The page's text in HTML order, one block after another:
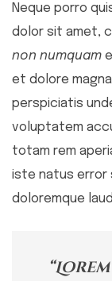
Neque porro
dolor sit amet,
non numquam
et dolore
perspiciatis
voluptatem
totam rem
iste natus error
doloremque